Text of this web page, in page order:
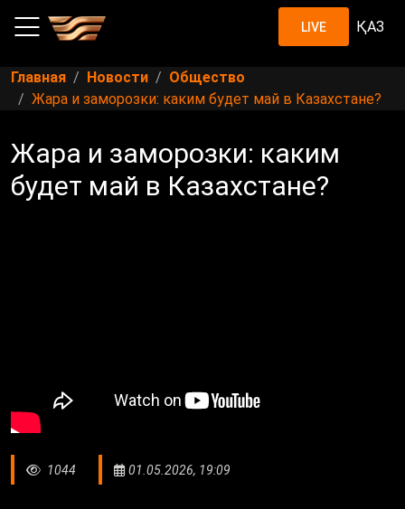
LIVE ҚАЗ
Главная Новости
Общество
Жара и заморозки: каким будет май в Казахстане?
Жара и заморозки: каким
будет май в Казахстане?
1044 01.05.2026, 19:09